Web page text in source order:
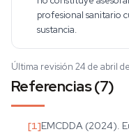
profesional sanitario
sustancia.
Última revisión 24 de abril
Referencias (7)
[1]EMCDDA (2024).